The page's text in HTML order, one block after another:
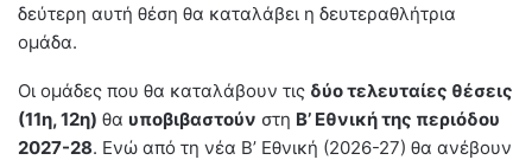
δεύτερη αυτή θέση θα καταλάβει η δευτεραθλήτρια
ομάδα.
Οι ομάδες που θα καταλάβουν τις δύο τελευταίες θέσεις
(11η, 12η) θα υποβιβαστούν στη Β’ Εθνική της περιόδου
2027-28. Ενώ από τη νέα Β’ Εθνική (2026-27) θα ανέβουν